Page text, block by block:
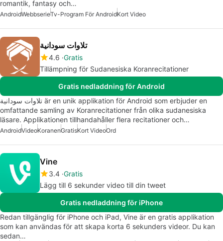
romantik, fantasy och…
AndroidWebbserieTv-Program För AndroidKort Video
تلاوات سودانية
4.6 Gratis
Tillämpning för Sudanesiska Koranrecitationer
Gratis nedladdning för Android
تلاوات سودانية är en unik applikation för Android som erbjuder en
omfattande samling av Koranrecitationer från olika sudanesiska
läsare. Applikationen tillhandahåller flera recitationer och…
AndroidVideoKoranenGratisKort VideoOrd
Vine
3.4 Gratis
Lägg till 6 sekunder video till din tweet
Gratis nedladdning för iPhone
Redan tillgänglig för iPhone och iPad, Vine är en gratis applikation
som kan användas för att skapa korta 6 sekunders videor. Du kan
sedan…